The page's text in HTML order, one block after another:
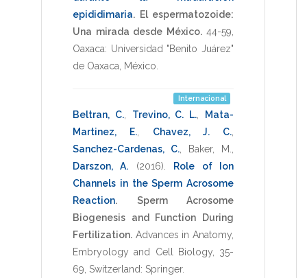
epididimaria. El espermatozoide:
Una mirada desde México. 44-59,
Oaxaca: Universidad "Benito Juárez"
de Oaxaca, México.
Internacional
Beltran, C., Trevino, C. L.,
Mata-
Martinez, E., Chavez, J. C.,
Sanchez-Cardenas, C., Baker, M.,
Darszon, A.
(2016).
Role of Ion
Channels in the Sperm Acrosome
Reaction.
Sperm Acrosome
Biogenesis and Function During
Fertilization. Advances in Anatomy,
Embryology and Cell Biology, 35-
69, Switzerland: Springer.